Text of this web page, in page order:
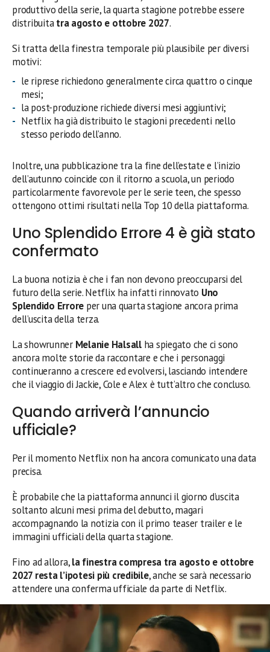
produttivo della serie, la quarta stagione potrebbe essere
distribuitatra agosto e ottobre 2027.
Si tratta della finestra temporale più plausibile per diversi
motivi:
le riprese richiedono generalmente circa quattro o cinque
mesi;
la post-produzione richiede diversi mesi aggiuntivi;
Netflix ha già distribuito le stagioni precedenti nello
stesso periodo dell’anno.
Inoltre, una pubblicazione tra la fine dell’estate e l’inizio
dell’autunno coincide con il ritorno a scuola, un periodo
particolarmente favorevole per le serie teen, che spesso
ottengono ottimi risultati nella Top 10 della piattaforma.
Uno Splendido Errore 4 è già stato
confermato
La buona notizia è che i fan non devono preoccuparsi del
futuro della serie. Netflix ha infatti rinnovato Uno
Splendido Errore per una quarta stagione ancora prima
dell’uscita della terza.
La showrunner Melanie Halsallha spiegato che ci sono
ancora molte storie da raccontare e che i personaggi
continueranno a crescere ed evolversi, lasciando intendere
che il viaggio di Jackie, Cole e Alex è tutt’altro che concluso.
Quando arriverà l’annuncio
ufficiale?
Per il momento Netflix non ha ancora comunicato una data
precisa.
È probabile che la piattaforma annunci il giorno d’uscita
soltanto alcuni mesi prima del debutto, magari
accompagnando la notizia con il primo teaser trailer e le
immagini ufficiali della quarta stagione.
Fino ad allora,la finestra compresa tra agosto e ottobre
2027 resta l’ipotesi più credibile, anche se sarà necessario
attendere una conferma ufficiale da parte di Netflix.